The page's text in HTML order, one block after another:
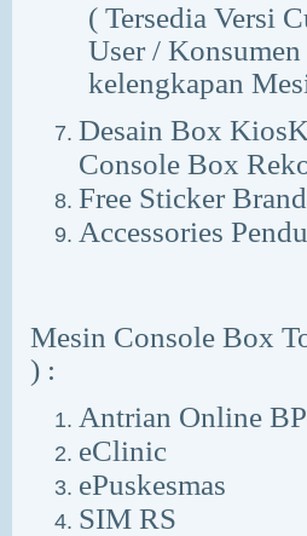
( Tersedia Versi
User /
kelengkapan
Desain Box
Console Box
Free Sticker
Accessories
Mesin Console Box
) :
Antrian Online
eClinic
ePuskesmas
SIM RS